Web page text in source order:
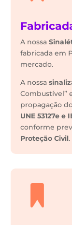
A nossa
fabricada em
mercado.
A nossa
Combustível”
propagação
UNE 53127e e
conforme
Proteção Civil.